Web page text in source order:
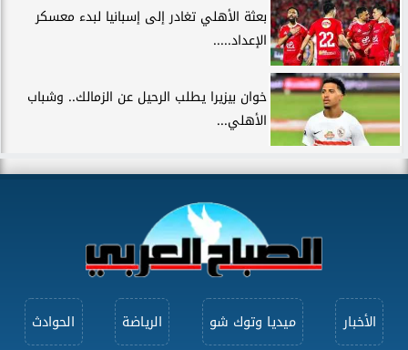
بعثة الأهلي تغادر إلى إسبانيا لبدء معسكر
الإعداد.....
خوان بيزيرا يطلب الرحيل عن الزمالك.. وشباب
الأهلي...
الأخبار ميديا وتوك شو الرياضة الحوادث